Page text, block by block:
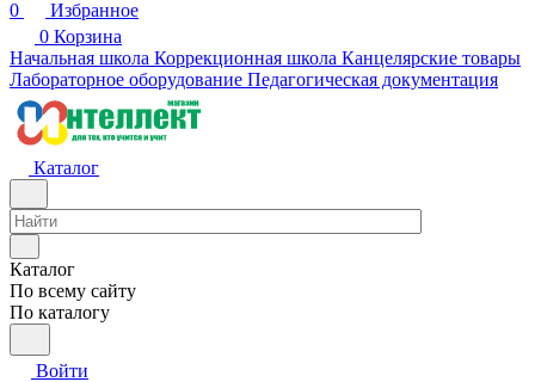
0
Избранное
0 Корзина
Начальная школа Коррекционная школа Канцелярские товары
Лабораторное оборудование Педагогическая документация
Каталог
Каталог
По всему сайту
По каталогу
Войти